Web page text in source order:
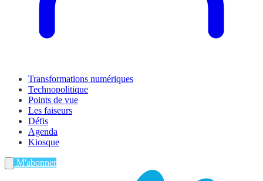
Transformations numériques
Technopolitique
Points de vue
Les faiseurs
Défis
Agenda
Kiosque
M'abonner